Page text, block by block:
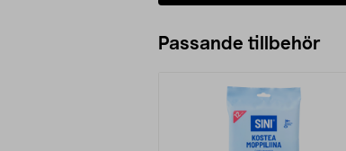
Passande tillbehör